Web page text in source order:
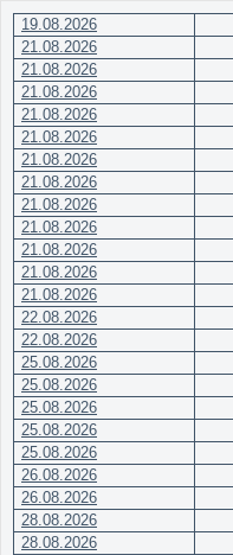
19.08.2026
21.08.2026
21.08.2026
21.08.2026
21.08.2026
21.08.2026
21.08.2026
21.08.2026
21.08.2026
21.08.2026
21.08.2026
21.08.2026
21.08.2026
22.08.2026
22.08.2026
25.08.2026
25.08.2026
25.08.2026
25.08.2026
25.08.2026
26.08.2026
26.08.2026
28.08.2026
28.08.2026